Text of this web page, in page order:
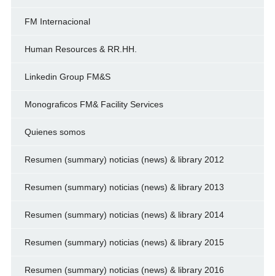
FM Internacional
Human Resources & RR.HH.
Linkedin Group FM&S
Monograficos FM& Facility Services
Quienes somos
Resumen (summary) noticias (news) & library 2012
Resumen (summary) noticias (news) & library 2013
Resumen (summary) noticias (news) & library 2014
Resumen (summary) noticias (news) & library 2015
Resumen (summary) noticias (news) & library 2016